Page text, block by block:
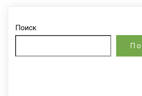
Поиск